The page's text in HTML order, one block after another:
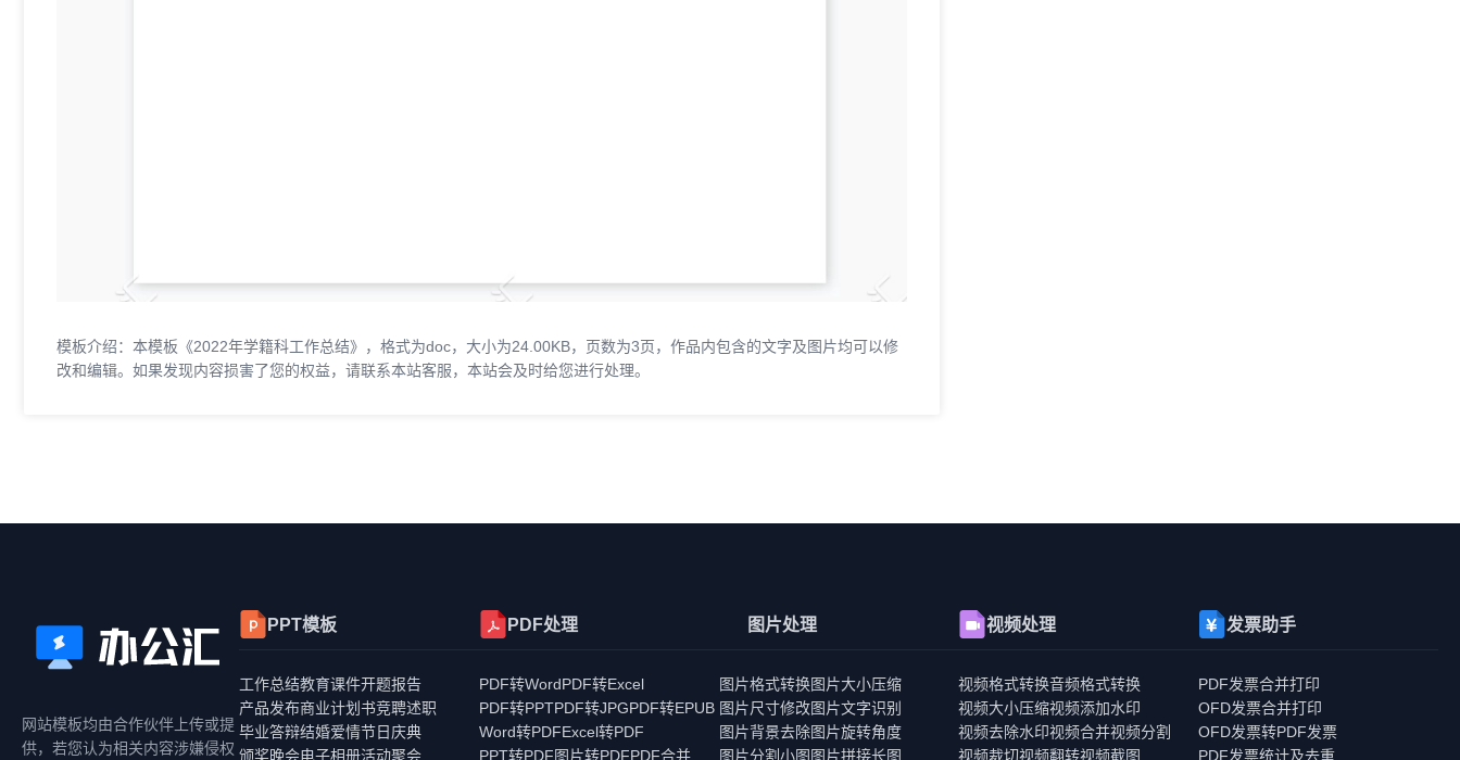
模板介绍：本模板《2022年学籍科工作总结》，格式为doc，大小为24.00KB，页数为3页，作品内包含的文字及图片均可以修
改和编辑。如果发现内容损害了您的权益，请联系本站客服，本站会及时给您进行处理。
网站模板均由合作伙伴上传或提
供，若您认为相关内容涉嫌侵权
PPT模板
工作总结教育课件开题报告
产品发布商业计划书竞聘述职
毕业答辩结婚爱情节日庆典
颁奖晚会电子相册活动聚会
PDF处理
PDF转WordPDF转Excel
PDF转PPTPDF转JPGPDF转EPUB
Word转PDFExcel转PDF
PPT转PDF图片转PDFPDF合并
图片处理
图片格式转换图片大小压缩
图片尺寸修改图片文字识别
图片背景去除图片旋转角度
图片分割小图 图片拼接长图
视频处理
视频格式转换音频格式转换
视频大小压缩视频添加水印
视频去除水印视频合并视频分割
视频裁切视频翻转视频截图
发票助手
PDF发票合并打印
OFD发票合并打印
OFD发票转PDF发票
PDF发票统计及去重